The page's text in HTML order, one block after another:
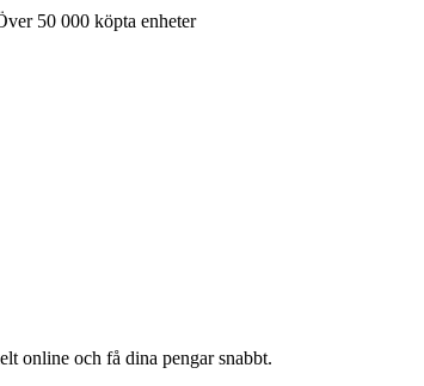
50 000 köpta enheter
online och få dina pengar snabbt.